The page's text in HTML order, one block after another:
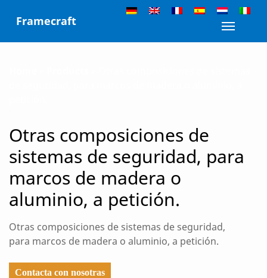
Framecraft Toggle
Otras composiciones de
sistemas de seguridad, para
marcos de madera o
aluminio, a petición.
Otras composiciones de sistemas de seguridad,
para marcos de madera o aluminio, a petición.
Contacta con nosotras